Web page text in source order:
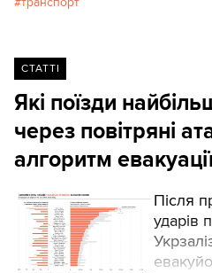
СТАТТІ
Які поїзди
через повітряні
алгоритм
Після
ударів